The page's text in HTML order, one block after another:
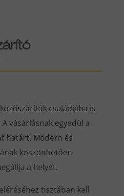
családjába is
vásárlásnak egyedül a
határt. Modern és
köszönhetően
a helyét.
tisztában kell